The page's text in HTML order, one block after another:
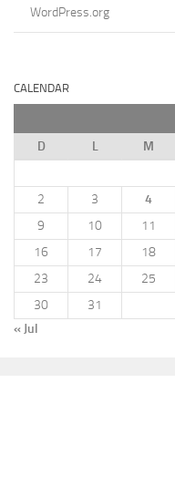
WordPress.org
CALENDAR
D
L M
2
3 4
9
10 11
16
17 18
23
24 25
30
31
« Jul